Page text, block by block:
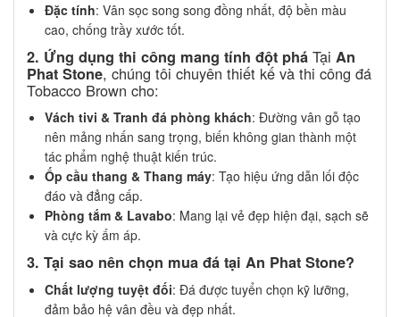
Đặc tính: Vân sọc song song đồng nhất, độ bền màu
cao, chống trầy xước tốt.
2. Ứng dụng thi công mang tính đột phá Tại An
Phat Stone, chúng tôi chuyên thiết kế và thi công đá
Tobacco Brown cho:
Vách tivi & Tranh đá phòng khách: Đường vân gỗ tạo
nên mảng nhấn sang trọng, biến không gian thành một
tác phẩm nghệ thuật kiến trúc.
Ốp cầu thang & Thang máy: Tạo hiệu ứng dẫn lối độc
đáo và đẳng cấp.
Phòng tắm & Lavabo: Mang lại vẻ đẹp hiện đại, sạch sẽ
và cực kỳ ấm áp.
3. Tại sao nên chọn mua đá tại An Phat Stone?
Chất lượng tuyệt đối: Đá được tuyển chọn kỹ lưỡng,
đảm bảo hệ vân đều và đẹp nhất.